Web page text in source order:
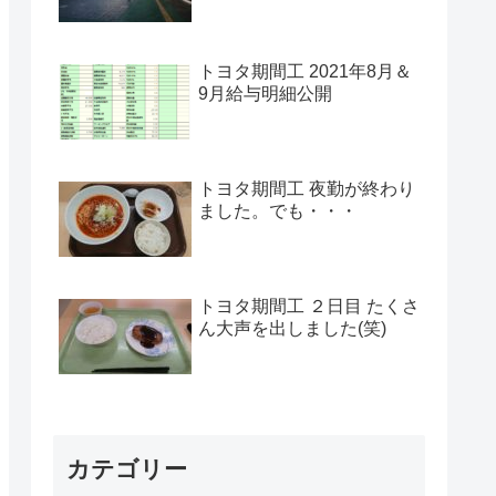
トヨタ期間工 2021年8月＆
9月給与明細公開
トヨタ期間工 夜勤が終わり
ました。でも・・・
トヨタ期間工 ２日目 たくさ
ん大声を出しました(笑)
カテゴリー